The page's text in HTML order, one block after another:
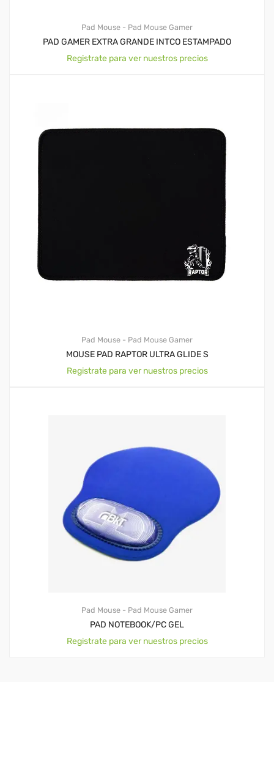
Pad Mouse - Pad Mouse Gamer
PAD GAMER EXTRA GRANDE INTCO ESTAMPADO
Registrate para ver nuestros precios
Pad Mouse - Pad Mouse Gamer
MOUSE PAD RAPTOR ULTRA GLIDE S
Registrate para ver nuestros precios
Pad Mouse - Pad Mouse Gamer
PAD NOTEBOOK/PC GEL
Registrate para ver nuestros precios